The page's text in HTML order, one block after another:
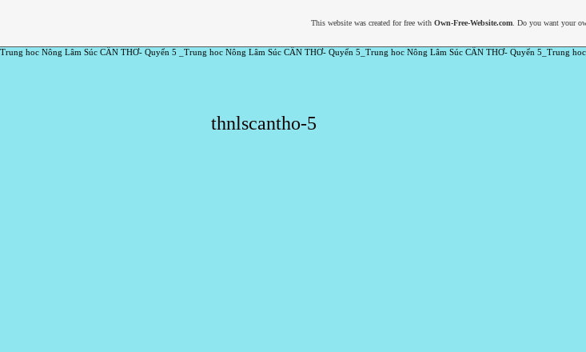
Trung hoc Nông Lâm Súc CẦN THƠ- Quyển 5 _Trung hoc Nông Lâm Súc CẦN THƠ- Quyển 5_Trung hoc Nông Lâm Súc CẦN THƠ- Quyển 5_Trung
thnlscantho-5
This website was created for free with Own-Free-Website.com. Do you want your